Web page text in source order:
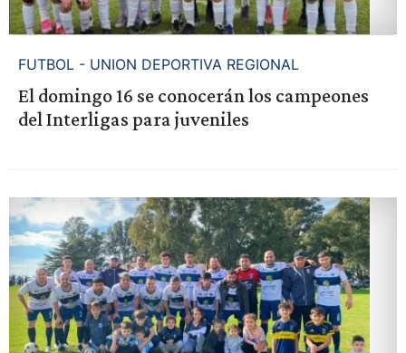
FUTBOL - UNION DEPORTIVA REGIONAL
El domingo 16 se conocerán los campeones
del Interligas para juveniles